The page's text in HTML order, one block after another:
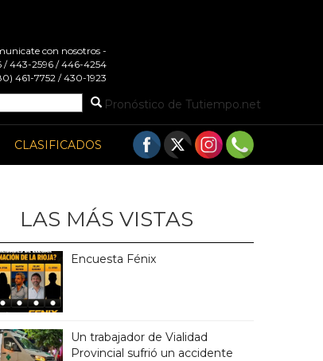
con nosotros -
/ 443-2596 / 446-4254
461-7752 / 430-1923
Pronóstico de Tutiempo.net
CLASIFICADOS
LAS MÁS VISTAS
Encuesta Fénix
Un trabajador de Vialidad
Provincial sufrió un accidente